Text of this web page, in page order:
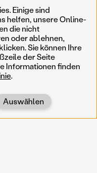
Einige sind
helfen, unsere Online-
die nicht
oder ablehnen,
Sie können Ihre
der Seite
Informationen finden
.
Auswählen